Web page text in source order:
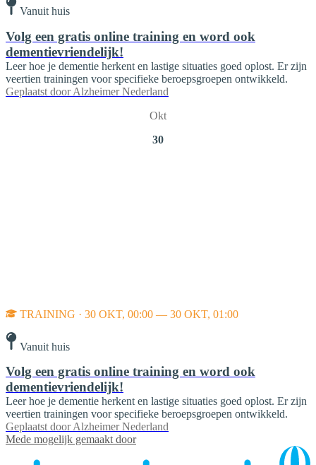
Vanuit huis
Volg een gratis online training en word ook
dementievriendelijk!
Leer hoe je dementie herkent en lastige situaties goed oplost. Er zijn
veertien trainingen voor specifieke beroepsgroepen ontwikkeld.
Geplaatst door Alzheimer Nederland
Okt
30
TRAINING · 30 OKT, 00:00 — 30 OKT, 01:00
Vanuit huis
Volg een gratis online training en word ook
dementievriendelijk!
Leer hoe je dementie herkent en lastige situaties goed oplost. Er zijn
veertien trainingen voor specifieke beroepsgroepen ontwikkeld.
Geplaatst door Alzheimer Nederland
Mede mogelijk gemaakt door